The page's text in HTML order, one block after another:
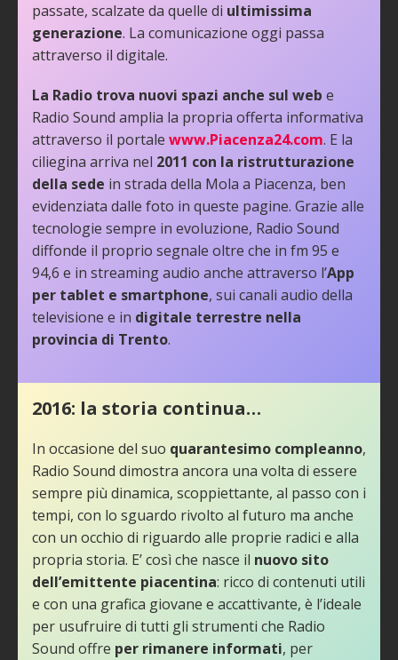
passate, scalzate da quelle di ultimissima
generazione. La comunicazione oggi passa
attraverso il digitale.
La Radio trova nuovi spazi anche sul web e
Radio Sound amplia la propria offerta informativa
attraverso il portale www.Piacenza24.com. E la
ciliegina arriva nel 2011 con la ristrutturazione
della sede in strada della Mola a Piacenza, ben
evidenziata dalle foto in queste pagine. Grazie alle
tecnologie sempre in evoluzione, Radio Sound
diffonde il proprio segnale oltre che in fm 95 e
94,6 e in streaming audio anche attraverso l’App
per tablet e smartphone, sui canali audio della
televisione e in digitale terrestre nella
provincia di Trento.
2016: la storia continua…
In occasione del suo quarantesimo compleanno,
Radio Sound dimostra ancora una volta di essere
sempre più dinamica, scoppiettante, al passo con i
tempi, con lo sguardo rivolto al futuro ma anche
con un occhio di riguardo alle proprie radici e alla
propria storia. E’ così che nasce il nuovo sito
dell’emittente piacentina: ricco di contenuti utili
e con una grafica giovane e accattivante, è l’ideale
per usufruire di tutti gli strumenti che Radio
Sound offre per rimanere informati, per